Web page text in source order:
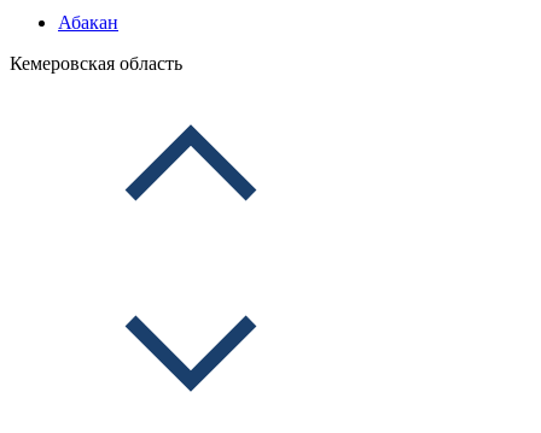
Абакан
Кемеровская область